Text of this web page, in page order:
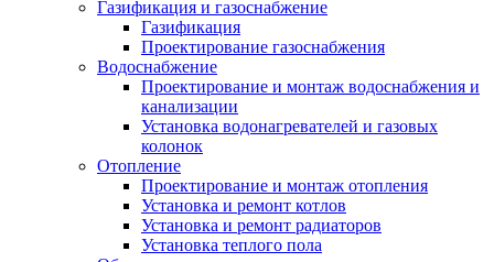
Газификация и газоснабжение
Газификация
Проектирование газоснабжения
Водоснабжение
Проектирование и монтаж водоснабжения и
канализации
Установка водонагревателей и газовых
колонок
Отопление
Проектирование и монтаж отопления
Установка и ремонт котлов
Установка и ремонт радиаторов
Установка теплого пола